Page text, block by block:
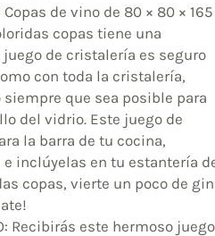
Copas de vino de 80 × 80 × 165
copas tiene una
de cristalería es seguro
con toda la cristalería,
que sea posible para
del vidrio. Este juego de
la barra de tu cocina,
inclúyelas en tu estantería
copas, vierte un poco de gin
Recibirás este hermoso juego